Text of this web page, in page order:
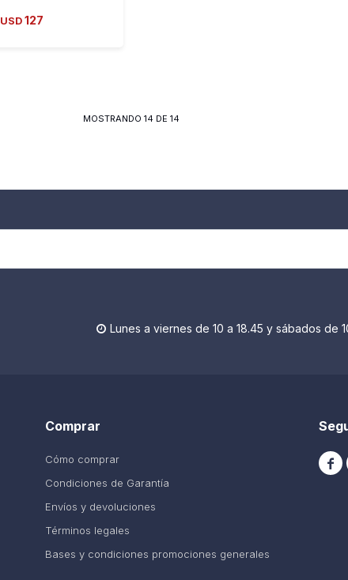
USD 127
MOSTRANDO14 DE14
 Lunes a viernes de 10 a 18.45 y sábados de
Comprar
Cómo comprar
Condiciones de Garantía
Envíos y devoluciones
Términos legales
Bases y condiciones promociones generales
